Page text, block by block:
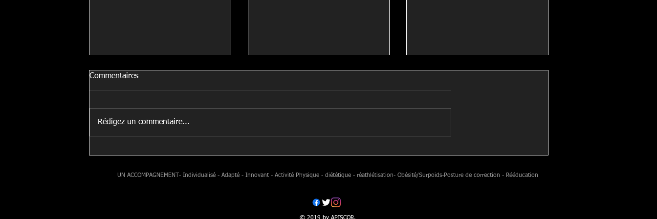
de la santé.
Commentaires
Rédigez un commentaire...
UN ACCOMPAGNEMENT- Individualisé - Adapté - Innovant - Activité Physique - diététique - réathlétisation- Obésité/Surpoids-Posture de correction - Rééducation